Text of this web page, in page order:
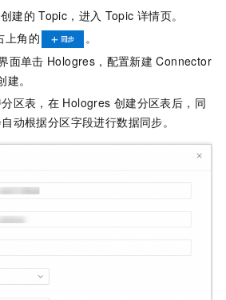
建的 Topic，进入 Topic 详情页。
上角的
。
面单击 Hologres，配置新建 Connector
。
区表，在 Hologres 创建分区表后，同
动根据分区字段进行数据同步。